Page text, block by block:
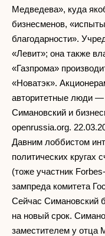
Медведева», куда
бизнесменов,
благодарности».
«Левит»; она также
«Газпрома»
«Новатэк».
авторитетные люди —
Симановский и
openrussia.org.
Давним лоббистом
политических кругах
(тоже участник
зампреда комитета
Сейчас Симановский
на новый срок.
заместителем у отца